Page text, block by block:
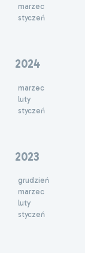
marzec
styczeń
2024
marzec
luty
styczeń
2023
grudzień
marzec
luty
styczeń